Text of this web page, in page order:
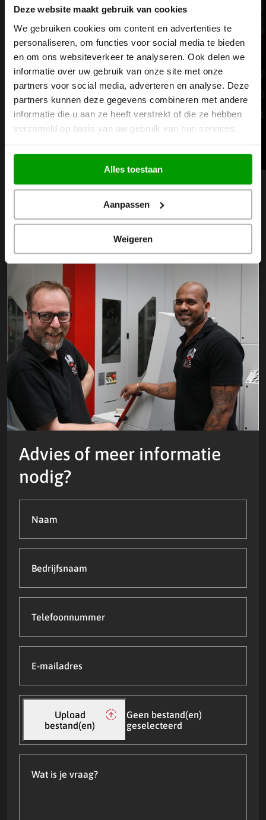
Deze website maakt gebruik van cookies
We gebruiken cookies om content en advertenties te
personaliseren, om functies voor social media te bieden
en om ons websiteverkeer te analyseren. Ook delen we
informatie over uw gebruik van onze site met onze
partners voor social media, adverteren en analyse. Deze
partners kunnen deze gegevens combineren met andere
informatie die u aan ze heeft verstrekt of die ze hebben
verzameld op basis van uw gebruik van hun services.
Alles toestaan
Aanpassen
Weigeren
BKB Precision investeert in de
toekomst van kwaliteit met nieuwe
ZEISS Smartzoom 100
Lees meer
Ontdek meer nieuws
Advies of meer informatie
nodig?
(Vereist)
mailadres
Upload
bestand(en)
Geen bestand(en)
geselecteerd
Upload
bestand(en)